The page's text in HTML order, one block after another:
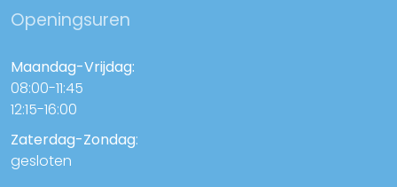
Openingsuren
Maandag-Vrijdag:
08:00-11:45
12:15-16:00
Zaterdag-Zondag:
gesloten